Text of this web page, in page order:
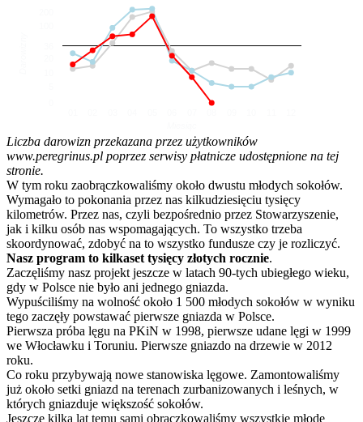
Liczba darowizn przekazana przez użytkowników
www.peregrinus.pl poprzez serwisy płatnicze udostępnione na tej
stronie.
W tym roku zaobrączkowaliśmy około dwustu młodych sokołów.
Wymagało to pokonania przez nas kilkudziesięciu tysięcy
kilometrów. Przez nas, czyli bezpośrednio przez Stowarzyszenie,
jak i kilku osób nas wspomagających. To wszystko trzeba
skoordynować, zdobyć na to wszystko fundusze czy je rozliczyć.
Nasz program to kilkaset tysięcy złotych rocznie.
Zaczęliśmy nasz projekt jeszcze w latach 90-tych ubiegłego wieku,
gdy w Polsce nie było ani jednego gniazda.
Wypuściliśmy na wolność około 1 500 młodych sokołów w wyniku
tego zaczęły powstawać pierwsze gniazda w Polsce.
Pierwsza próba lęgu na PKiN w 1998, pierwsze udane lęgi w 1999
we Włocławku i Toruniu. Pierwsze gniazdo na drzewie w 2012
roku.
Co roku przybywają nowe stanowiska lęgowe. Zamontowaliśmy
już około setki gniazd na terenach zurbanizowanych i leśnych, w
których gniazduje większość sokołów.
Jeszcze kilka lat temu sami obrączkowaliśmy wszystkie młode